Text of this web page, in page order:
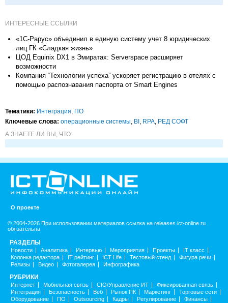
ИНТЕРЕСНЫЕ ССЫЛКИ
«1С-Рарус» объединил в единую систему учет 8 юридических
лиц ГК «Сладкая жизнь»
ЦОД Equinix DX1 в Эмиратах: Serverspace расширяет
возможности
Компания “Технологии успеха” ускоряет регистрацию в отелях с
помощью распознавания паспорта от Smart Engines
Тематики: Интеграция, ПО
Ключевые слова: операционные системы, BI , RPA, РЕД СОФТ
А ЗНАЕТЕ ЛИ ВЫ, ЧТО:
О проекте
© 2004-2026 При использовании материалов ссылка на releases.ict-online.ru
обязательна
РАЗДЕЛЫ
Новости Аналитика Интервью Мероприятия Проекты
IT класс
Колонка редактора
IT рейтинг ICT Life Тестовый стенд
Фигура речи
Релизы
Видео Фотогалерея Инфографика
РУБРИКИ
Интернет Мобильная связь CIO/Управление ИТ
Фиксированная связь
Интеграция
Безопасность Веб Рынок ПК Маркетинг
Торговые сети
Оборудование
ПО Outsourcing Кадры Регулирование Финансы